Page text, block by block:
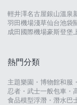
輕井澤名古屋銀山溫泉
羽田機場淺草仙台池袋
成田國際機場豪斯登堡
熱門分類
主題樂園・博物館和服
忍者・武士一般包車・
食品模型浮潛・潛水巴